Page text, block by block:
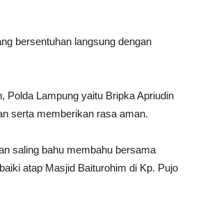
bersentuhan langsung dengan
Polda Lampung yaitu Bripka Apriudin
serta memberikan rasa aman.
saling bahu membahu bersama
atap Masjid Baiturohim di Kp. Pujo